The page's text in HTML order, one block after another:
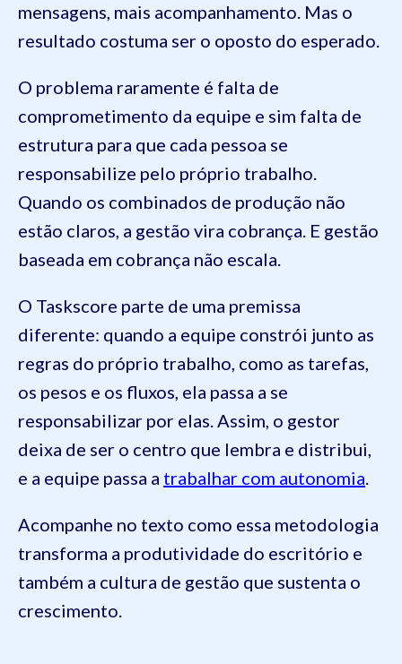
mensagens, mais acompanhamento. Mas o
resultado costuma ser o oposto do esperado.
O problema raramente é falta de
comprometimento da equipe e sim falta de
estrutura para que cada pessoa se
responsabilize pelo próprio trabalho.
Quando os combinados de produção não
estão claros, a gestão vira cobrança. E gestão
baseada em cobrança não escala.
O Taskscore parte de uma premissa
diferente: quando a equipe constrói junto as
regras do próprio trabalho, como as tarefas,
os pesos e os fluxos, ela passa a se
responsabilizar por elas. Assim, o gestor
deixa de ser o centro que lembra e distribui,
e a equipe passa a trabalhar com autonomia.
Acompanhe no texto como essa metodologia
transforma a produtividade do escritório e
também a cultura de gestão que sustenta o
crescimento.